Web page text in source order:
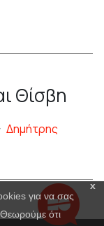
Θίσβη
Δημήτρης
x
για να σας
ότι